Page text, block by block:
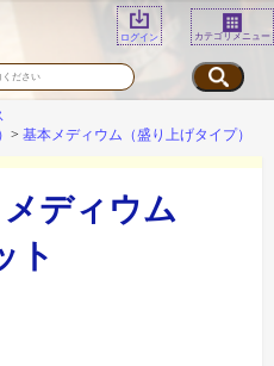
ログイン カテゴリメニュー
基本メディウム（盛り上げタイプ）
ディウム
ト